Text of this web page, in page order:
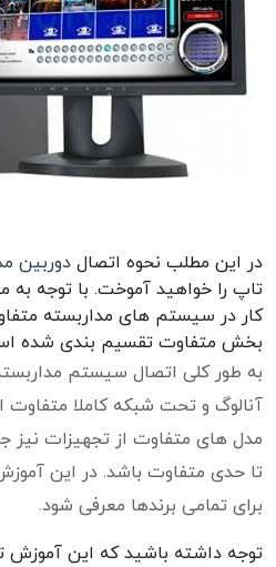
در این مطلب نحوه اتصال دوربین
تاپ را خواهید آموخت. با توجه به
کار در سیستم های مداربسته
بخش متفاوت تقسیم بندی شده
به طور کلی اتصال سیستم
آنالوگ و تحت شبکه کاملا متفاوت
مدل های متفاوت از تجهیزات نیز
تا حدی متفاوت باشد. در این
برای تمامی برندها معرفی شود.
توجه داشته باشید که این آموزش